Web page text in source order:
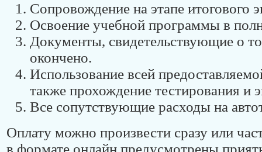
Сопровождение на этапе итогового
Освоение учебной программы в
Документы, свидетельствующие о
окончено.
Использование всей
также прохождение тестирования и
Все сопутствующие расходы на
Оплату можно произвести сразу или